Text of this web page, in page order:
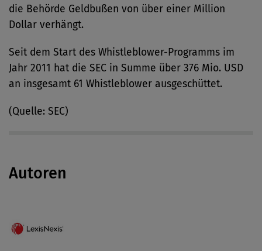
die Behörde Geldbußen von über einer Million
Dollar verhängt.
Seit dem Start des Whistleblower-Programms im
Jahr 2011 hat die SEC in Summe über 376 Mio. USD
an insgesamt 61 Whistleblower ausgeschüttet.
(Quelle: SEC)
Autoren